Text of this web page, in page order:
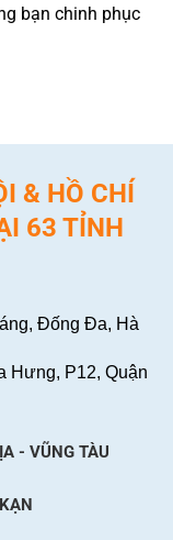
bạn chinh phục
& HỒ CHÍ
63 TỈNH
Đống Đa, Hà
Hưng, P12, Quận
- VŨNG TÀU